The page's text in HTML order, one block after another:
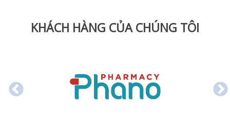
KHÁCH HÀNG CỦA CHÚNG TÔI